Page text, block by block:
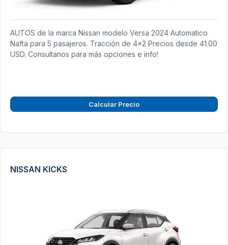
AUTOS de la marca Nissan modelo Versa 2024 Automatico
Nafta para 5 pasajeros. Tracción de 4x2 Precios desde 41.00
USD. Consultanos para más opciones e info!
Calcular Precio
NISSAN KICKS